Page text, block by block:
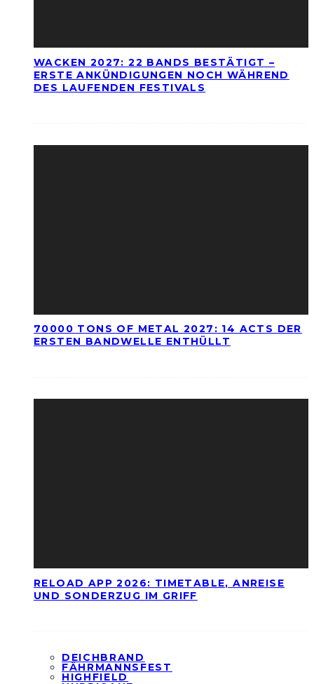
WACKEN 2027: 22 BANDS BESTÄTIGT –
ERSTE ANKÜNDIGUNGEN NOCH WÄHREND
DES LAUFENDEN FESTIVALS
70000 TONS OF METAL 2027: 14 ACTS DER
ERSTEN BANDWELLE ENTHÜLLT
RELOAD APP 2026: TIMETABLE, ANREISE
UND SONDERZUG IM GRIFF
DEICHBRAND
FÄHRMANNSFEST
HIGHFIELD